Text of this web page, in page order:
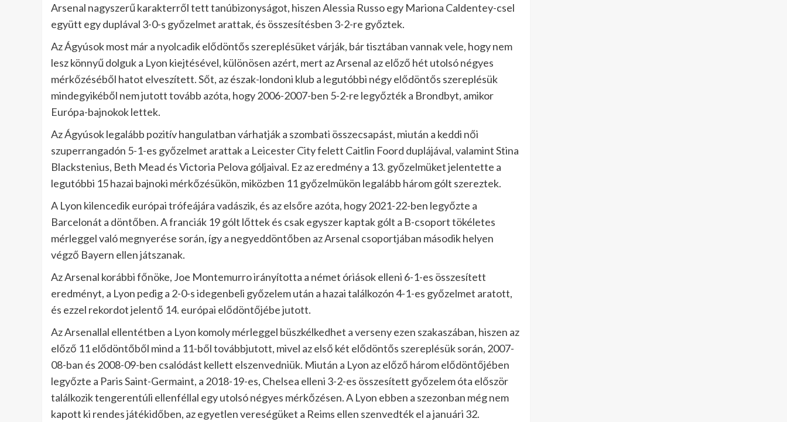
Arsenal nagyszerű karakterről tett tanúbizonyságot, hiszen Alessia Russo egy Mariona Caldentey-csel
együtt egy duplával 3-0-s győzelmet arattak, és összesítésben 3-2-re győztek.
Az Ágyúsok most már a nyolcadik elődöntős szereplésüket várják, bár tisztában vannak vele, hogy nem
lesz könnyű dolguk a Lyon kiejtésével, különösen azért, mert az Arsenal az előző hét utolsó négyes
mérkőzéséből hatot elveszített. Sőt, az észak-londoni klub a legutóbbi négy elődöntős szereplésük
mindegyikéből nem jutott tovább azóta, hogy 2006-2007-ben 5-2-re legyőzték a Brondbyt, amikor
Európa-bajnokok lettek.
Az Ágyúsok legalább pozitív hangulatban várhatják a szombati összecsapást, miután a keddi női
szuperrangadón 5-1-es győzelmet arattak a Leicester City felett Caitlin Foord duplájával, valamint Stina
Blackstenius, Beth Mead és Victoria Pelova góljaival. Ez az eredmény a 13. győzelmüket jelentette a
legutóbbi 15 hazai bajnoki mérkőzésükön, miközben 11 győzelmükön legalább három gólt szereztek.
A Lyon kilencedik európai trófeájára vadászik, és az elsőre azóta, hogy 2021-22-ben legyőzte a
Barcelonát a döntőben. A franciák 19 gólt lőttek és csak egyszer kaptak gólt a B-csoport tökéletes
mérleggel való megnyerése során, így a negyeddöntőben az Arsenal csoportjában második helyen
végző Bayern ellen játszanak.
Az Arsenal korábbi főnöke, Joe Montemurro irányította a német óriások elleni 6-1-es összesített
eredményt, a Lyon pedig a 2-0-s idegenbeli győzelem után a hazai találkozón 4-1-es győzelmet aratott,
és ezzel rekordot jelentő 14. európai elődöntőjébe jutott.
Az Arsenallal ellentétben a Lyon komoly mérleggel büszkélkedhet a verseny ezen szakaszában, hiszen az
előző 11 elődöntőből mind a 11-ből továbbjutott, mivel az első két elődöntős szereplésük során, 2007-
08-ban és 2008-09-ben csalódást kellett elszenvedniük. Miután a Lyon az előző három elődöntőjében
legyőzte a Paris Saint-Germaint, a 2018-19-es, Chelsea elleni 3-2-es összesített győzelem óta először
találkozik tengerentúli ellenféllal egy utolsó négyes mérkőzésen. A Lyon ebben a szezonban még nem
kapott ki rendes játékidőben, az egyetlen vereségüket a Reims ellen szenvedték el a januári 32.